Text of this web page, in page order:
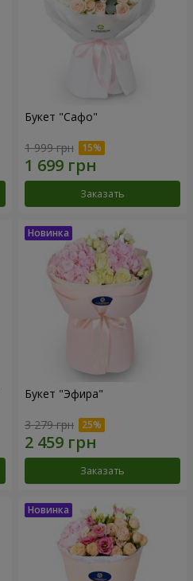
Букет "Сафо"
1 999 грн
Заказать
Букет "Эфира"
3 279 грн
Заказать